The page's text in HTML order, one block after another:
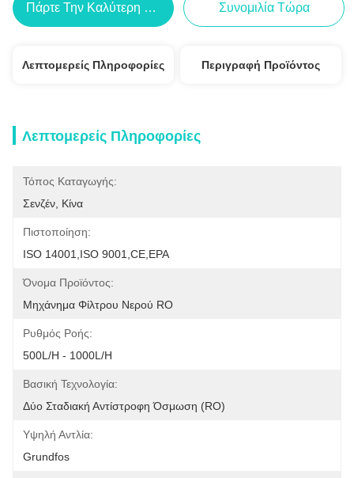
Πάρτε Την Καλύτερη Τιμή Συνομιλία Τώρα
Λεπτομερείς Πληροφορίες Περιγραφή Προϊόντος
Λεπτομερείς Πληροφορίες
Τόπος Καταγωγής:
Σενζέν, Κίνα
Πιστοποίηση:
ISO 14001,ISO 9001,CE,EPA
Όνομα Προϊόντος:
Μηχάνημα Φίλτρου Νερού RO
Ρυθμός Ροής:
500L/H - 1000L/H
Βασική Τεχνολογία:
Δύο Σταδιακή Αντίστροφη Όσμωση (RO)
Υψηλή Αντλία:
Grundfos